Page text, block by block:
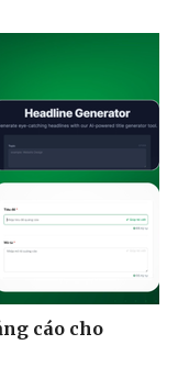
- Gia đình
cáo cho